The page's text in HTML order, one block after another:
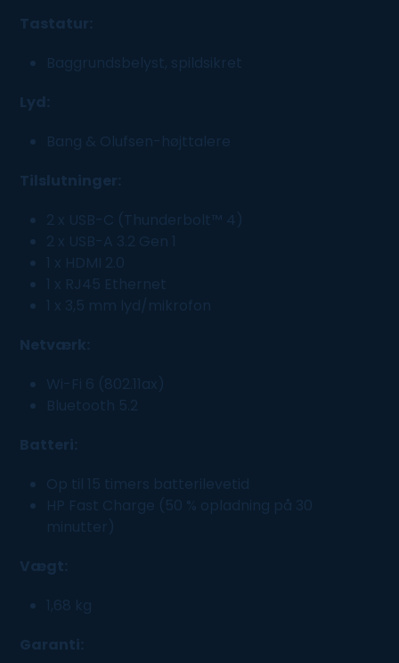
Tastatur:
Baggrundsbelyst, spildsikret
Lyd:
Bang & Olufsen-højttalere
Tilslutninger:
2 x USB-C (Thunderbolt™ 4)
2 x USB-A 3.2 Gen 1
1 x HDMI 2.0
1 x RJ45 Ethernet
1 x 3,5 mm lyd/mikrofon
Netværk:
Wi-Fi 6 (802.11ax)
Bluetooth 5.2
Batteri:
Op til 15 timers batterilevetid
HP Fast Charge (50 % opladning på 30
minutter)
Vægt:
1,68 kg
Garanti: